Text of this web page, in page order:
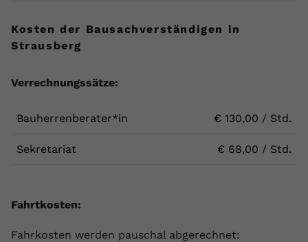
Kosten der Bausachverständigen in
Strausberg
Verrechnungssätze:
Bauherrenberater*in € 130,00 / Std.
Sekretariat € 68,00 / Std.
Fahrtkosten:
Fahrkosten werden pauschal abgerechnet: